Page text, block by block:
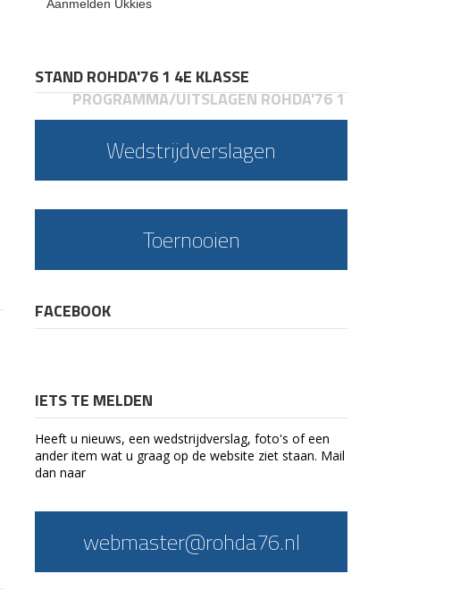
Aanmelden Ukkies
STAND ROHDA'76 1 4E KLASSE
PROGRAMMA/UITSLAGEN ROHDA'76 1
Wedstrijdverslagen
Toernooien
FACEBOOK
IETS TE MELDEN
Heeft u nieuws, een wedstrijdverslag, foto's of een
ander item wat u graag op de website ziet staan. Mail
dan naar
webmaster@rohda76.nl